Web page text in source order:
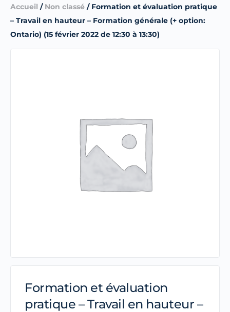
Accueil / Non classé / Formation et évaluation pratique
– Travail en hauteur – Formation générale (+ option:
Ontario) (15 février 2022 de 12:30 à 13:30)
Formation et évaluation
pratique – Travail en hauteur –